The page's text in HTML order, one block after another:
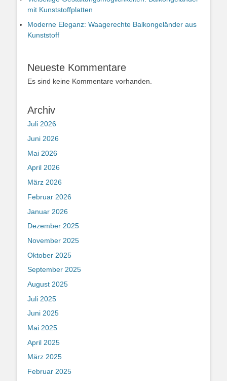
mit Kunststoffplatten
Moderne Eleganz: Waagerechte Balkongeländer aus
Kunststoff
Neueste Kommentare
Es sind keine Kommentare vorhanden.
Archiv
Juli 2026
Juni 2026
Mai 2026
April 2026
März 2026
Februar 2026
Januar 2026
Dezember 2025
November 2025
Oktober 2025
September 2025
August 2025
Juli 2025
Juni 2025
Mai 2025
April 2025
März 2025
Februar 2025